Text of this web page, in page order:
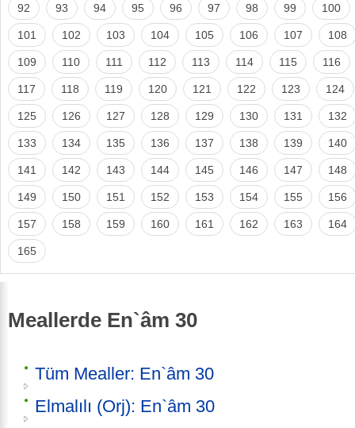
92 93 94 95 96 97 98 99 100
101 102 103 104 105 106 107 108
109 110 111 112 113 114 115 116
117 118 119 120 121 122 123 124
125 126 127 128 129 130 131 132
133 134 135 136 137 138 139 140
141 142 143 144 145 146 147 148
149 150 151 152 153 154 155 156
157 158 159 160 161 162 163 164
165
Meallerde En`âm 30
Tüm Mealler: En`âm 30
Elmalılı (Orj): En`âm 30